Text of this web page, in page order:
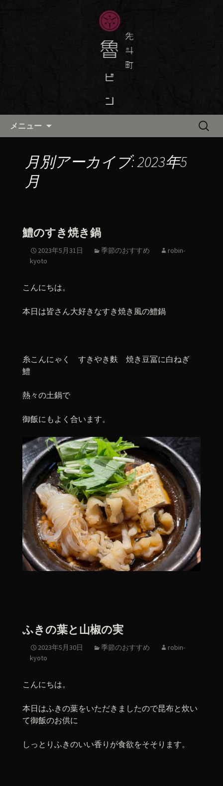
京都・先斗町の京料理・和食
「魯ビン（ろびん）」の公式ブ
京都・先斗町の京町家で美味しい季節
の京料理・和食が自慢の「魯ビン（ろ
びん）」がお店からのお知らせや、お
料理について最新情報をおとどけしま
メニュー
検
月別アーカイブ: 2023年5
月
鱧のすき焼き鍋
2023年5月31日 季節のおすすめ
robin-
kyoto
こんにちは。
本日は皆さん大好きなすき焼き風の鱧鍋
糸こんにゃく すきやき麩 焼き豆冨に白ねぎ
鱧
熱々の土鍋で
御飯にもよく合います。
ふきの葉と山椒の実
2023年5月30日 季節のおすすめ
robin-
kyoto
こんにちは。
本日はふきの葉をいただきましたので昆布と炊い
て御飯のお供に
しっとりふきのいい香りが食欲をそそります。